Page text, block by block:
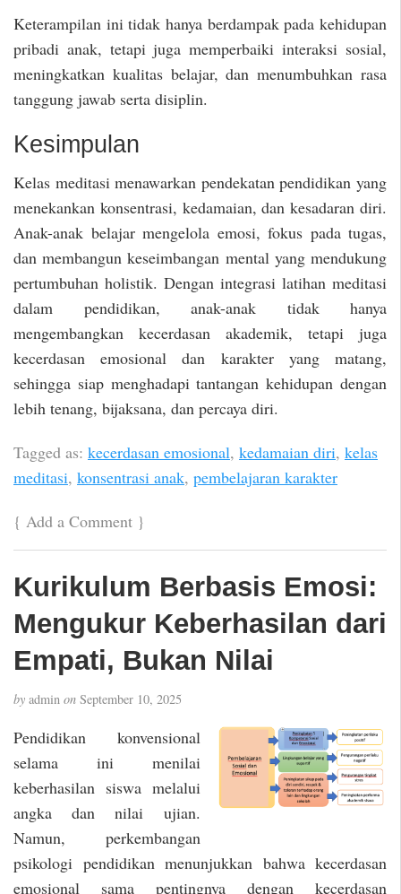
Keterampilan ini tidak hanya berdampak pada kehidupan
pribadi anak, tetapi juga memperbaiki interaksi sosial,
meningkatkan kualitas belajar, dan menumbuhkan rasa
tanggung jawab serta disiplin.
Kesimpulan
Kelas meditasi menawarkan pendekatan pendidikan yang
menekankan konsentrasi, kedamaian, dan kesadaran diri.
Anak-anak belajar mengelola emosi, fokus pada tugas,
dan membangun keseimbangan mental yang mendukung
pertumbuhan holistik. Dengan integrasi latihan meditasi
dalam pendidikan, anak-anak tidak hanya
mengembangkan kecerdasan akademik, tetapi juga
kecerdasan emosional dan karakter yang matang,
sehingga siap menghadapi tantangan kehidupan dengan
lebih tenang, bijaksana, dan percaya diri.
Tagged as: kecerdasan emosional, kedamaian diri, kelas
meditasi, konsentrasi anak, pembelajaran karakter
{ Add a Comment }
Kurikulum Berbasis Emosi:
Mengukur Keberhasilan dari
Empati, Bukan Nilai
by admin on September 10, 2025
Pendidikan konvensional
selama ini menilai
keberhasilan siswa melalui
angka dan nilai ujian.
Namun, perkembangan
psikologi pendidikan menunjukkan bahwa kecerdasan
emosional sama pentingnya dengan kecerdasan